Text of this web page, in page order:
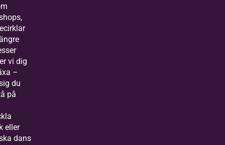
vi dig
–
du
på
eller
dans